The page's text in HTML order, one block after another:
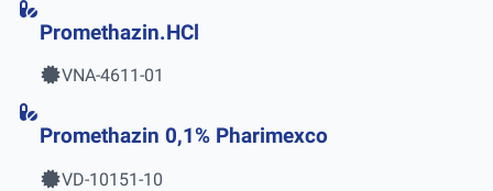
Promethazin.HCl
VNA-4611-01
Promethazin 0,1% Pharimexco
VD-10151-10